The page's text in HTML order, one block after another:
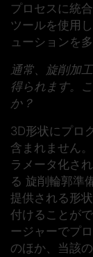
プロセスに統
ツールを使用
ューションを
通常、旋削加
得られます。
か？
3D形状にプロ
含まれません
ラメータ化さ
る 旋削輪郭準
提供される形
付けることが
ージャーでプ
のほか、当該